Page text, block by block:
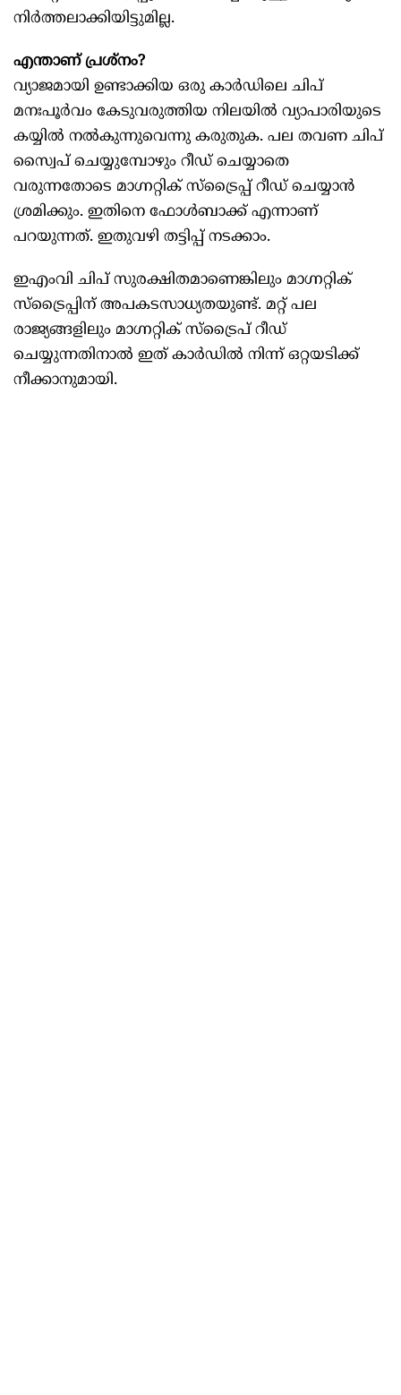
നിർത്തലാക്കിയിട്ടുമില്ല.
എന്താണ് പ്രശ്നം?
വ്യാജമായി ഉണ്ടാക്കിയ ഒരു കാർഡിലെ ചിപ്
മനഃപൂർവം കേടുവരുത്തിയ നിലയിൽ വ്യാപാരിയുടെ
കയ്യിൽ നൽകുന്നുവെന്നു കരുതുക. പല തവണ ചിപ്
സ്വൈപ് ചെയ്യുമ്പോഴും റീഡ് ചെയ്യാതെ
വരുന്നതോടെ മാഗ്നറ്റിക് സ്ട്രൈപ്പ് റീഡ് ചെയ്യാൻ
ശ്രമിക്കും. ഇതിനെ ഫോൾബാക്ക് എന്നാണ്
പറയുന്നത്. ഇതുവഴി തട്ടിപ്പ് നടക്കാം.
ഇഎംവി ചിപ് സുരക്ഷിതമാണെങ്കിലും മാഗ്നറ്റിക്
സ്ട്രൈപ്പിന് അപകടസാധ്യതയുണ്ട്. മറ്റ് പല
രാജ്യങ്ങളിലും മാഗ്നറ്റിക് സ്ട്രൈപ് റീഡ്
ചെയ്യുന്നതിനാൽ ഇത് കാർഡിൽ നിന്ന് ഒറ്റയടിക്ക്
നീക്കാനുമായി.